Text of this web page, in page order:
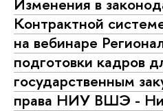
Контрактной
на вебинаре
подготовки кадров
государственным
права НИУ ВШЭ -